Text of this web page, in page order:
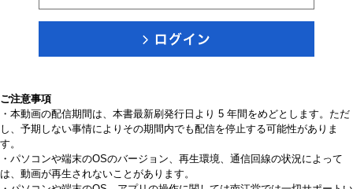
ご注意事項
・本動画の配信期間は、本書最新刷発行日より 5 年間をめどとします。ただ
し、予期しない事情によりその期間内でも配信を停止する可能性がありま
す。
・パソコンや端末のOSのバージョン、再生環境、通信回線の状況によって
は、動画が再生されないことがあります。